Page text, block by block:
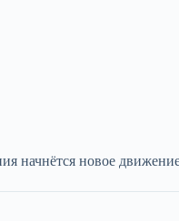
начнётся новое